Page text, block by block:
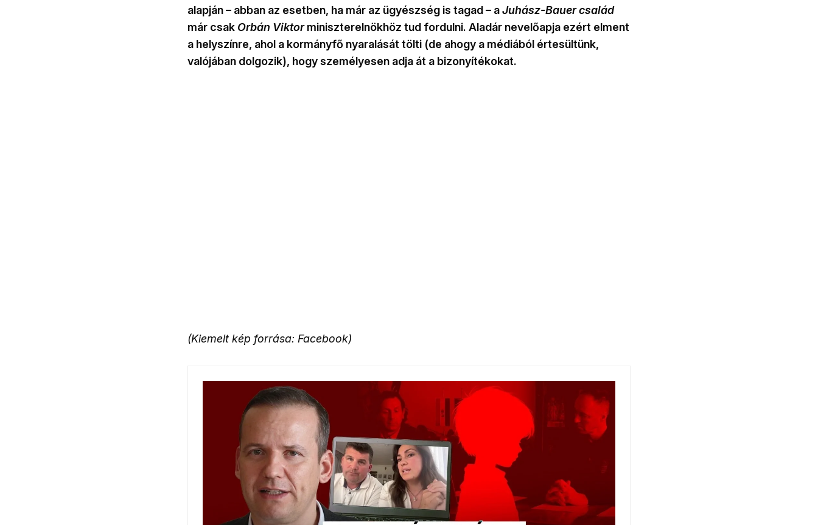
alapján – abban az esetben, ha már az ügyészség is tagad – aJuhász-Bauer család
már csak Orbán Viktorminiszterelnökhöz tud fordulni. Aladár nevelőapja ezért elment
a helyszínre, ahol a kormányfő nyaralását tölti (de ahogy a médiából értesültünk,
valójában dolgozik), hogy személyesen adja át a bizonyítékokat.
(Kiemelt kép forrása: Facebook)